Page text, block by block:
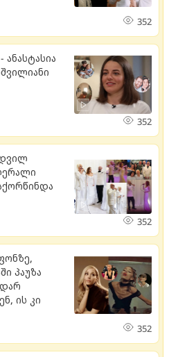
352
352
352
პაუზა
ის კი
352